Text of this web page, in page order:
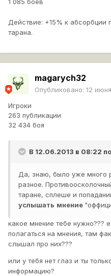
1 085 боёв
Действие: +15% к абсорбции
тарана.
magarych32
Опубликовано: 12
Игроки
263 публикации
32 434 боя
В 12.06.2013 в 08:22
Да, знаю, было уже много
разное.
таране, сплеше и
услышать мнение
какое мнение тебе нужно???
полагаться на мнения, там
слышал про них???
или у тебя нет глаз и ты
информацию?